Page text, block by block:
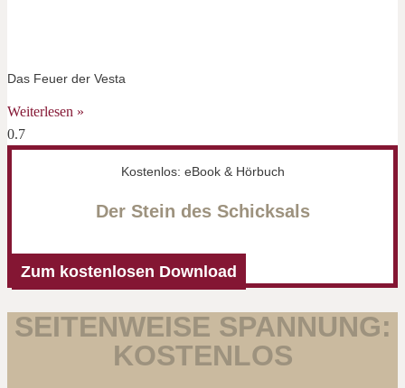
Das Feuer der Vesta
Weiterlesen »
Kostenlos: eBook & Hörbuch
Der Stein des Schicksals
Zum kostenlosen Download
SEITENWEISE SPANNUNG:
KOSTENLOS